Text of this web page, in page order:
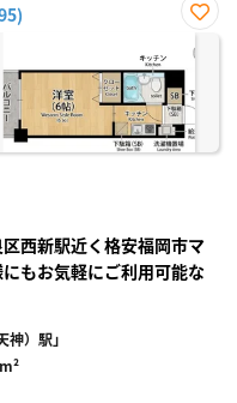
お気
に入
り登
録
西新駅近く格安福岡市マ
もお気軽にご利用可能な
）駅」